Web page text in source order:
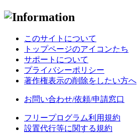
このサイトについて
トップページのアイコンたち
サポートについて
プライバシーポリシー
著作権表示の削除をしたい方へ
お問い合わせ/依頼/申請窓口
フリープログラム利用規約
設置代行等に関する規約